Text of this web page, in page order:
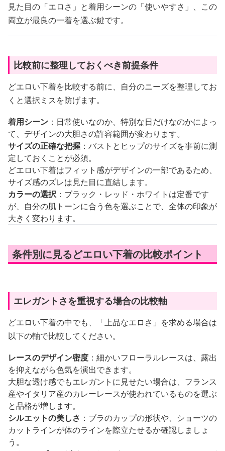
見た目の「エロさ」と着用シーンの「使いやすさ」、この
両立が最良の一着を選ぶ鍵です。
比較前に整理しておくべき前提条件
どエロい下着を比較する前に、自分のニーズを整理してお
くと選択ミスを防げます。
着用シーン ：日常使いなのか、特別な日だけなのかによっ
て、デザインの大胆さの許容範囲が変わります。
サイズの正確な把握 ：バストとヒップのサイズを事前に測
定しておくことが必須。
どエロい下着はフィット感がデザインの一部であるため、
サイズ感のズレは見た目に直結します。
カラーの選択 ：ブラック・レッド・ホワイトは定番です
が、自分の肌トーンに合う色を選ぶことで、全体の印象が
大きく変わります。
条件別に見るどエロい下着の比較ポイント
エレガントさを重視する場合の比較軸
どエロい下着の中でも、「上品なエロさ」を求める場合は
以下の軸で比較してください。
レースのデザイン密度 ：細かいフローラルレースは、露出
を抑えながら色気を演出できます。
大胆な透け感でもエレガントに見せたい場合は、フランス
産やイタリア産のカレーレースが使われているものを選ぶ
と品格が増します。
シルエットの美しさ ：ブラのカップの形状や、ショーツの
カットラインが体のラインを際立たせるか確認しましょ
う。